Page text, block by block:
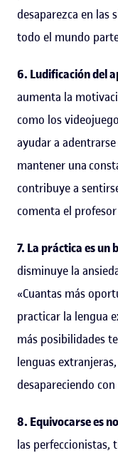
desaparezca en las
todo el mundo
6. Ludificación del
aumenta la
como los
ayudar a
mantener una
contribuye a
comenta el
7. La práctica es un
disminuye la
«Cuantas más
practicar la lengua
más posibilidades
lenguas
desapareciendo
8. Equivocarse es
las perfeccionistas,